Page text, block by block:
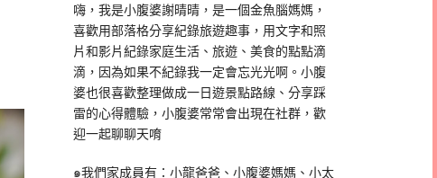
嗨，我是小腹婆謝晴晴，是一個金魚腦媽媽，
喜歡用部落格分享紀錄旅遊趣事，用文字和照
片和影片紀錄家庭生活、旅遊、美食的點點滴
滴，因為如果不紀錄我一定會忘光光啊。小腹
婆也很喜歡整理做成一日遊景點路線、分享踩
雷的心得體驗，小腹婆常常會出現在社群，歡
迎一起聊聊天唷
๑我們家成員有：小龍爸爸、小腹婆媽媽、小太